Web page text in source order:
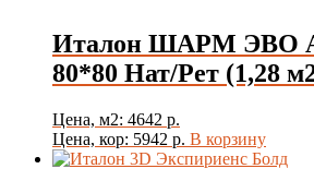
Италон ШАРМ ЭВО
80*80 Нат/Рет (1,28
Цена, м2: 4642 р.
Цена, кор: 5942 р. В корзину